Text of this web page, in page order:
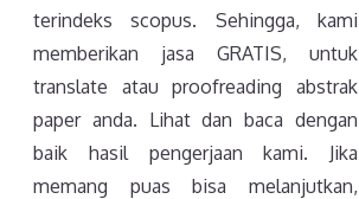
terindeks scopus. Sehingga, kami
memberikan jasa GRATIS, untuk
translate atau proofreading abstrak
paper anda. Lihat dan baca dengan
baik hasil pengerjaan kami. Jika
memang puas bisa melanjutkan,